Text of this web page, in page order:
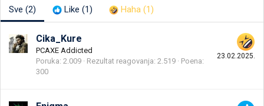
Sve (2) Like (1) Haha (1)
23.02.2025.
Cika_Kure
PCAXE Addicted
Poruka 2.009 Rezultat reagovanja 2.519
Poena
300